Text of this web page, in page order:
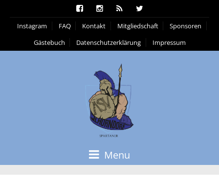
Instagram FAQ Kontakt Mitgliedschaft
Sponsoren
Gästebuch
Datenschutzerklärung Impressum
Menu